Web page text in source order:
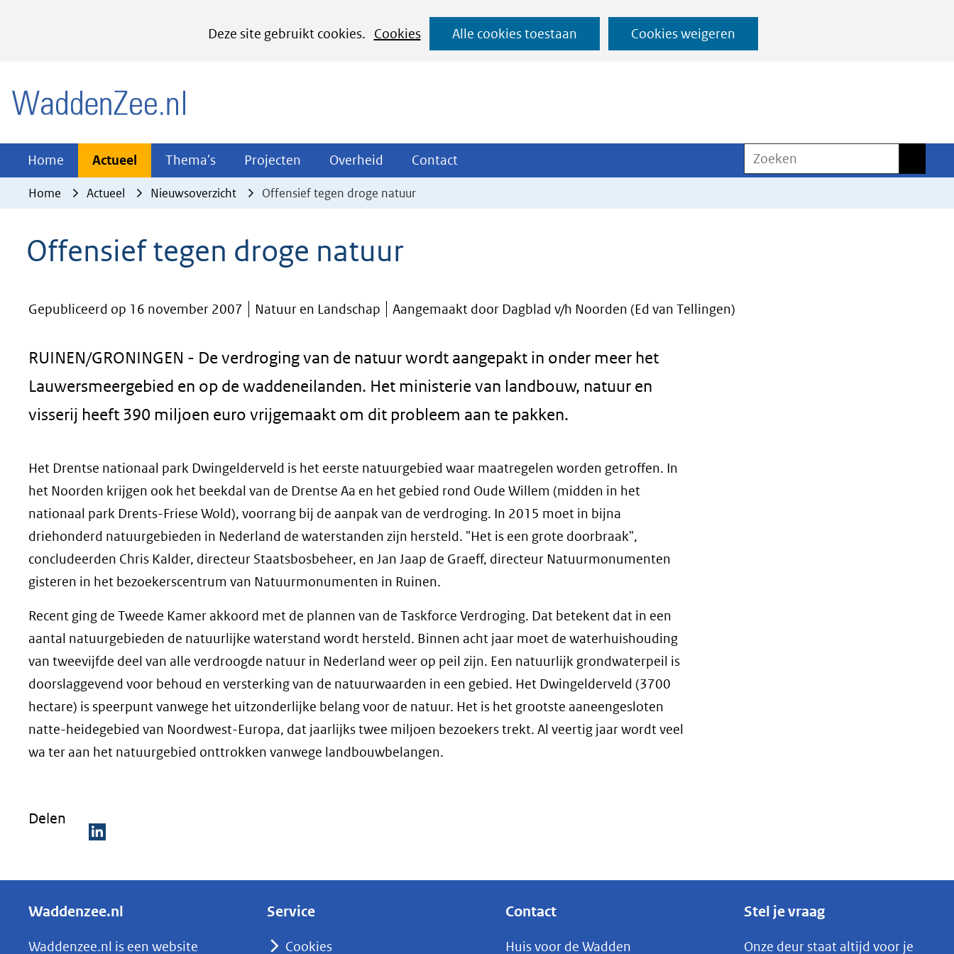
Deze site gebruikt cookies.
Cookies
het
cookies
website
worden
Alle cookies toestaan Cookies weigeren
Ga
naar
Home Actueel Actueel
Uitklappen
Thema's Thema's
Uitklappen
Projecten Projecten
Uitklappen
Overheid Overheid
Uitklappen
Contact
Uitklappen
Zoeken
Home Actueel Nieuwsoverzicht Offensief tegen droge natuur
Offensief tegen droge natuur
Gepubliceerd op 16 november 2007 Natuur en Landschap Aangemaakt door Dagblad v/h Noorden (Ed van Tellingen)
RUINEN/GRONINGEN - De verdroging van de natuur wordt aangepakt in onder meer het
Lauwersmeergebied en op de waddeneilanden. Het ministerie van landbouw, natuur en
visserij heeft 390 miljoen euro vrijgemaakt om dit probleem aan te pakken.
Het Drentse nationaal park Dwingelderveld is het eerste natuurgebied waar maatregelen worden getroffen. In
het Noorden krijgen ook het beekdal van de Drentse Aa en het gebied rond Oude Willem (midden in het
nationaal park Drents-Friese Wold), voorrang bij de aanpak van de verdroging. In 2015 moet in bijna
driehonderd natuurgebieden in Nederland de waterstanden zijn hersteld. "Het is een grote doorbraak",
concludeerden Chris Kalder, directeur Staatsbosbeheer, en Jan Jaap de Graeff, directeur Natuurmonumenten
gisteren in het bezoekerscentrum van Natuurmonumenten in Ruinen.
Recent ging de Tweede Kamer akkoord met de plannen van de Taskforce Verdroging. Dat betekent dat in een
aantal natuurgebieden de natuurlijke waterstand wordt hersteld. Binnen acht jaar moet de waterhuishouding
van tweevijfde deel van alle verdroogde natuur in Nederland weer op peil zijn. Een natuurlijk grondwaterpeil is
doorslaggevend voor behoud en versterking van de natuurwaarden in een gebied. Het Dwingelderveld (3700
hectare) is speerpunt vanwege het uitzonderlijke belang voor de natuur. Het is het grootste aaneengesloten
natte-heidegebied van Noordwest-Europa, dat jaarlijks twee miljoen bezoekers trekt. Al veertig jaar wordt veel
wa ter aan het natuurgebied onttrokken vanwege landbouwbelangen.
Delen
e
e
n
Waddenzee.nl
Waddenzee.nl is een website
Service
Cookies
Contact
Huis voor de Wadden
Stel je vraag
Onze deur staat altijd voor je